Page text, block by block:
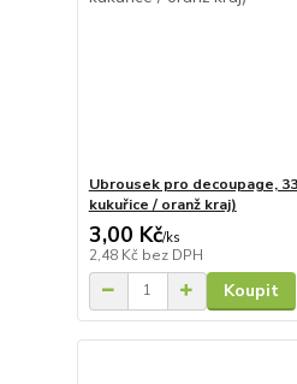
Ubrousek pro decoupage,
kukuřice / oranž kraj)
3,00 Kč/ks
2,48 Kč bez DPH
Koupit